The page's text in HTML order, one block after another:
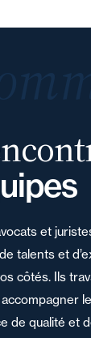
et
talents et
côtés. Ils
de qualité et